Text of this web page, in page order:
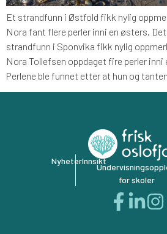
Et strandfunn i Østfold fikk nylig
Nora fant flere perler inni en østers.
strandfunn i Sponvika fikk nylig
Nora Tollefsen oppdaget fire perler
Perlene ble funnet etter at hun og
NyheterInnsikt
for skoler